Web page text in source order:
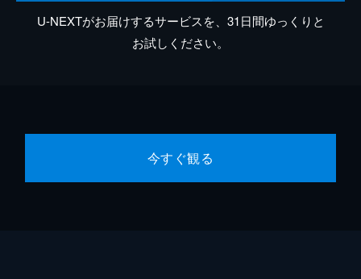
U-NEXTがお届けするサービスを、31日間ゆっくりと
お試しください。
今すぐ観る